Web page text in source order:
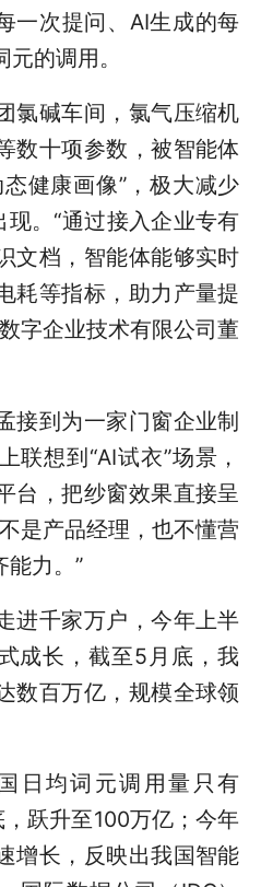
一次提问、AI生成的每
的调用。
碱车间，氯气压缩机
数十项参数，被智能体
健康画像”，极大减少
现。“通过接入企业专有
文档，智能体能够实时
耗等指标，助力产量提
字企业技术有限公司董
到为一家门窗企业制
联想到“AI试衣”场景，
台，把纱窗效果直接呈
是产品经理，也不懂营
能力。”
千家万户，今年上半
成长，截至5月底，我
数百万亿，规模全球领
均词元调用量只有
跃升至100万亿；今年
增长，反映出我国智能